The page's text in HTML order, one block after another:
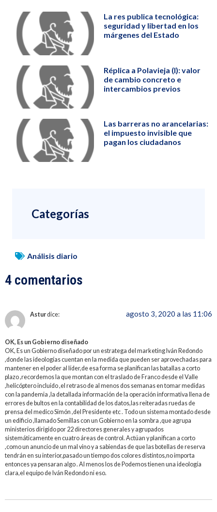
La res publica tecnológica:
seguridad y libertad en los
márgenes del Estado
Réplica a Polavieja (I): valor
de cambio concreto e
intercambios previos
Las barreras no arancelarias:
el impuesto invisible que
pagan los ciudadanos
Categorías
Análisis diario
4 comentarios
Asturdice: agosto 3, 2020 a las 11:06
OK, Es un Gobierno diseñado
OK, Es un Gobierno diseñado por un estratega del marketing Iván Redondo
,donde las ideologías cuentan en la medida que pueden ser aprovechadas para
mantener en el poder al líder,de esa forma se planifican las batallas a corto
plazo ,recordemos la que montan con el traslado de Franco desde el Valle
,helicóptero incluido ,el retraso de al menos dos semanas en tomar medidas
con la pandemia ,la detallada información de la operación informativa llena de
errores de bultos en la contabilidad de los datos,las reiteradas ruedas de
prensa del medico Simón ,del Presidente etc . Todo un sistema montado desde
un edificio ,llamado Semillas con un Gobierno en la sombra ,que agrupa
ministerios dirigido por 22 directores generales y agrupados
sistemáticamente en cuatro áreas de control. Actúan y planifican a corto
,como un anuncio de un mal vino y a sabiendas de que las botellas de reserva
tendrán en su interior,pasado un tiempo dos colores distintos,no importa
entonces ya pensaran algo . Al menos los de Podemos tienen una ideología
clara,el equipo de Iván Redondo ni eso.